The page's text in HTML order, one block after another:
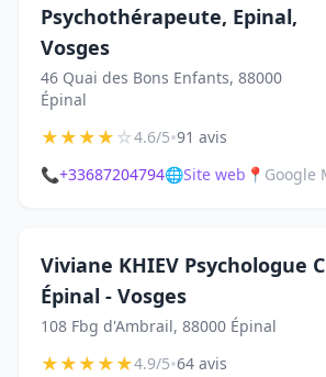
Psychothérapeute, Epinal,
Vosges
46 Quai des Bons Enfants, 88000
Épinal
★★★★☆4.6/5•91 avis
📞+33687204794🌐Site web 📍 Google
Viviane KHIEV Psychologue
Épinal - Vosges
108 Fbg d'Ambrail, 88000 Épinal
★★★★★4.9/5•64 avis